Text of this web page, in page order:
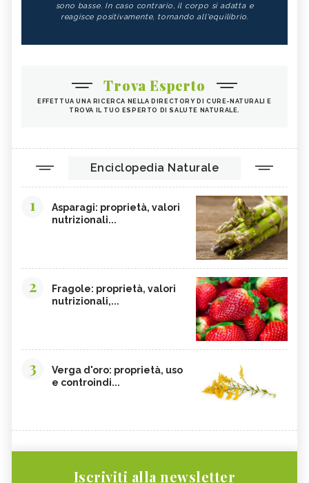
sono basse. In caso contrario, il corpo si adatta e
reagisce positivamente, tornando all'equilibrio.
Trova Esperto
EFFETTUA UNA RICERCA NELLA DIRECTORY DI CURE-NATURALI E
TROVA IL TUO ESPERTO DI SALUTE NATURALE.
Enciclopedia Naturale
1
Asparagi: proprietà, valori
nutrizionali...
2
Fragole: proprietà, valori
nutrizionali,...
3
Verga d'oro: proprietà, uso
e controindi...
Iscriviti alla newsletter